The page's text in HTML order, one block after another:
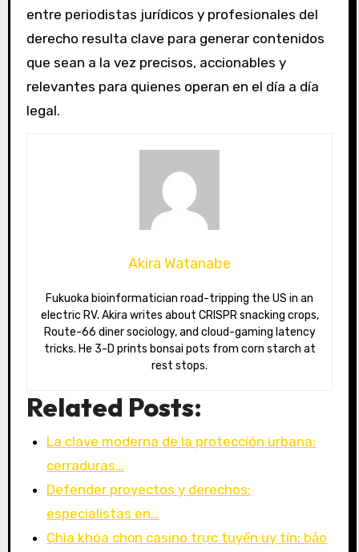
entre periodistas jurídicos y profesionales del
derecho resulta clave para generar contenidos
que sean a la vez precisos, accionables y
relevantes para quienes operan en el día a día
legal.
Akira Watanabe
Fukuoka bioinformatician road-tripping the US in an
electric RV. Akira writes about CRISPR snacking crops,
Route-66 diner sociology, and cloud-gaming latency
tricks. He 3-D prints bonsai pots from corn starch at
rest stops.
Related Posts:
La clave moderna de la protección urbana:
cerraduras…
Defender proyectos y derechos:
especialistas en…
Chìa khóa chọn casino trực tuyến uy tín: bảo